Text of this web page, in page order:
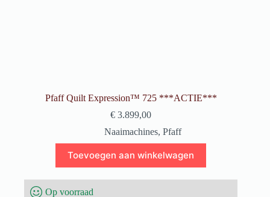
Pfaff Quilt Expression™ 725 ***ACTIE***
€ 3.899,00
Naaimachines,Pfaff
Toevoegen aan winkelwagen
Op voorraad